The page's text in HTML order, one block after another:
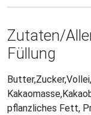
Zutaten/
Füllung
pflanzliches Fett,